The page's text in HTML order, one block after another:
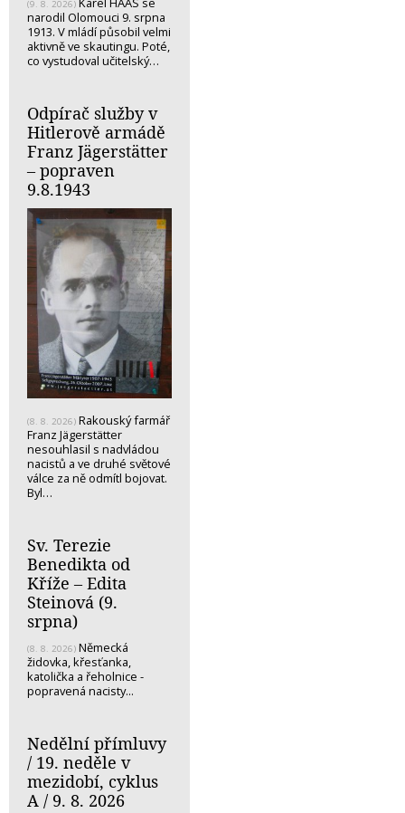
(9. 8. 2026)
narodil Olomouci 9. srpna
1913. V mládí působil velmi
aktivně ve skautingu. Poté,
co vystudoval učitelský…
Odpírač služby v
Hitlerově armádě
Franz Jägerstätter
– popraven
9.8.1943
(8. 8. 2026) Rakouský farmář
Franz Jägerstätter
nesouhlasil s nadvládou
nacistů a ve druhé světové
válce za ně odmítl bojovat.
Byl…
Sv. Terezie
Benedikta od
Kříže – Edita
Steinová (9.
srpna)
(8. 8. 2026) Německá
židovka, křesťanka,
katolička a řeholnice -
popravená nacisty...
Nedělní přímluvy
/ 19. neděle v
mezidobí, cyklus
A / 9. 8. 2026